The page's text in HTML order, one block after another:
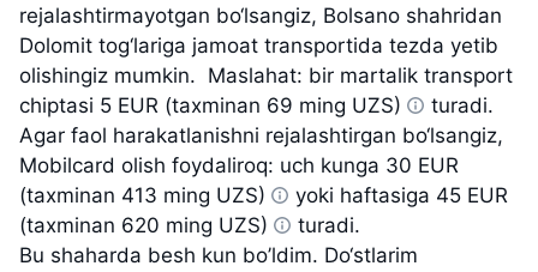
rejalashtirmayotgan bo‘lsangiz, Bolsano shahridan
Dolomit tog‘lariga jamoat transportida tezda yetib
olishingiz mumkin. Maslahat: bir martalik transport
chiptasi 5 EUR (taxminan 69 ming UZS)
turadi.
Agar faol harakatlanishni rejalashtirgan bo‘lsangiz,
Mobilcard olish foydaliroq: uch kunga 30 EUR
(taxminan 413 ming UZS)
yoki haftasiga 45 EUR
(taxminan 620 ming UZS)
turadi.
Bu shaharda besh kun bo’ldim. Do‘stlarim